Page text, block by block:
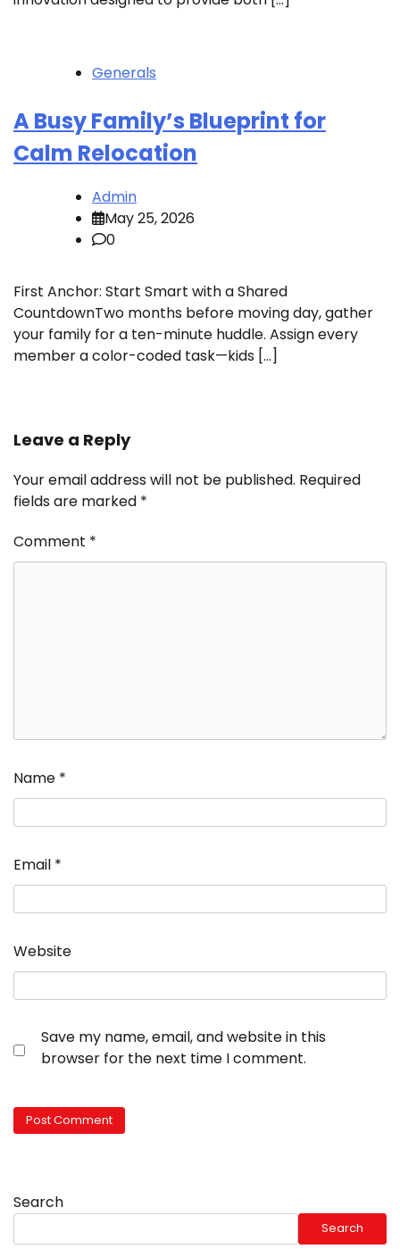
Generals
A Busy Family’s Blueprint for
Calm Relocation
Admin
May 25, 2026
0
First Anchor: Start Smart with a Shared
CountdownTwo months before moving day, gather
your family for a ten-minute huddle. Assign every
member a color-coded task—kids […]
Leave a Reply
Your email address will not be published. Required
fields are marked *
Comment *
Name *
Email *
Website
Save my name, email, and website in this
browser for the next time I comment.
Search
Search